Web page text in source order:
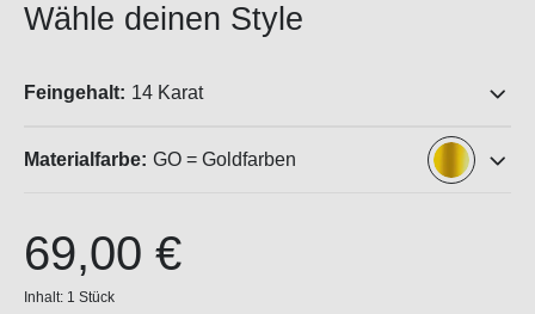
Wähle deinen Style
Feingehalt: 14 Karat
Materialfarbe: GO = Goldfarben
69,00 €
Inhalt: 1 Stück